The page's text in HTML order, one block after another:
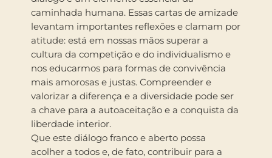
caminhada humana. Essas cartas de amizade
levantam importantes reflexões e clamam por
atitude: está em nossas mãos superar a
cultura da competição e do individualismo e
nos educarmos para formas de convivência
mais amorosas e justas. Compreender e
valorizar a diferença e a diversidade pode ser
a chave para a autoaceitação e a conquista da
liberdade interior.
Que este diálogo franco e aberto possa
acolher a todos e, de fato, contribuir para a